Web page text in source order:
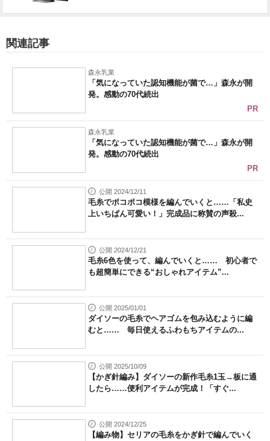
関連記事
森永乳業
「気になっていた認知機能が菌で…」森永が開
発。感動の70代続出
PR
森永乳業
「気になっていた認知機能が菌で…」森永が開
発。感動の70代続出
PR
公開 2024/12/11
毛糸でポコポコ模様を編んでいくと……「私史
上いちばん可愛い！」完成品に称賛の声殺...
公開 2024/12/21
毛糸6色を使って、編んでいくと…… 初心者で
も超簡単にできる“おしゃれアイテム”...
公開 2025/01/01
ダイソーの毛糸でヘアゴムを包み込むように編
むと…… 毎日使えるふわもちアイテムの...
公開 2025/10/09
【かぎ針編み】ダイソーの新作毛糸1玉→板に通
したら……便利アイテムが完成！「すぐ...
公開 2024/12/25
【編み物】セリアの毛糸をかぎ針で編んでいく